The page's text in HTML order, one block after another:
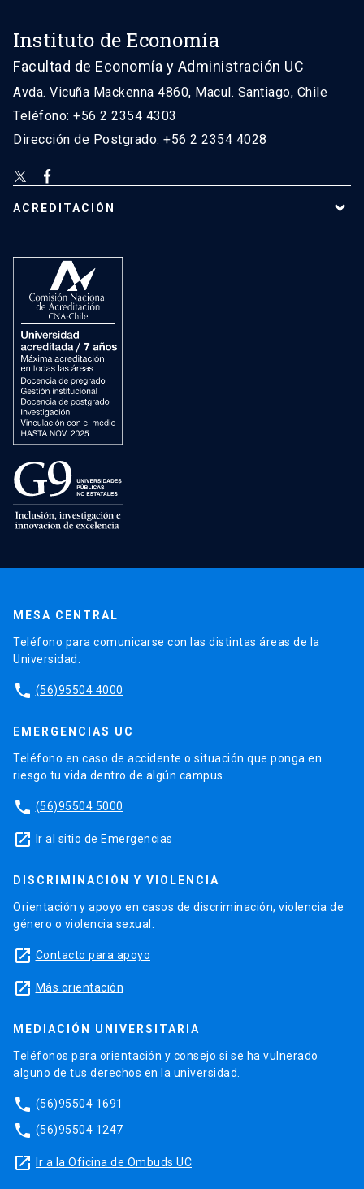
Instituto de Economía
Facultad de Economía y Administración UC
Avda. Vicuña Mackenna 4860, Macul. Santiago, Chile
Teléfono: +56 2 2354 4303
Dirección de Postgrado: +56 2 2354 4028
ACREDITACIÓN
MESA CENTRAL
Teléfono para comunicarse con las distintas áreas de la
Universidad.
phone (56)95504 4000
EMERGENCIAS UC
Teléfono en caso de accidente o situación que ponga en
riesgo tu vida dentro de algún campus.
phone (56)95504 5000
launch Ir al sitio de Emergencias
DISCRIMINACIÓN Y VIOLENCIA
Orientación y apoyo en casos de discriminación, violencia de
género o violencia sexual.
launch Contacto para apoyo
launch Más orientación
MEDIACIÓN UNIVERSITARIA
Teléfonos para orientación y consejo si se ha vulnerado
alguno de tus derechos en la universidad.
phone (56)95504 1691
phone (56)95504 1247
launch Ir a la Oficina de Ombuds UC